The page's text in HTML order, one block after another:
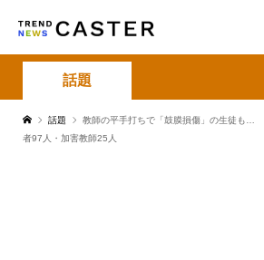
話題
話題
教師の平手打ちで「鼓膜損傷」の生徒も
者97人・加害教師25人